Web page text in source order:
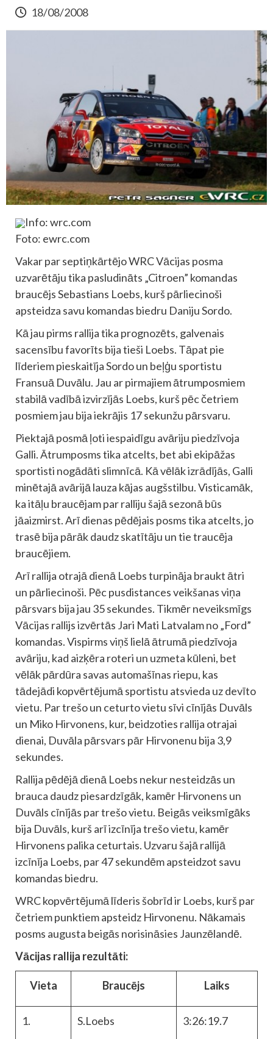
18/08/2008
Info: wrc.com
Foto: ewrc.com
Vakar par septiņkārtējo WRC Vācijas posma
uzvarētāju tika pasludināts „Citroen” komandas
braucējs Sebastians Loebs, kurš pārliecinoši
apsteidza savu komandas biedru Daniju Sordo.
Kā jau pirms rallija tika prognozēts, galvenais
sacensību favorīts bija tieši Loebs. Tāpat pie
līderiem pieskaitīja Sordo un beļģu sportistu
Fransuā Duvālu. Jau ar pirmajiem ātrumposmiem
stabilā vadībā izvirzījās Loebs, kurš pēc četriem
posmiem jau bija iekrājis 17 sekunžu pārsvaru.
Piektajā posmā ļoti iespaidīgu avāriju piedzīvoja
Galli. Ātrumposms tika atcelts, bet abi ekipāžas
sportisti nogādāti slimnīcā. Kā vēlāk izrādījās, Galli
minētajā avārijā lauza kājas augšstilbu. Visticamāk,
ka itāļu braucējam par ralliju šajā sezonā būs
jāaizmirst. Arī dienas pēdējais posms tika atcelts, jo
trasē bija pārāk daudz skatītāju un tie traucēja
braucējiem.
Arī rallija otrajā dienā Loebs turpināja braukt ātri
un pārliecinoši. Pēc pusdistances veikšanas viņa
pārsvars bija jau 35 sekundes. Tikmēr neveiksmīgs
Vācijas rallijs izvērtās Jari Mati Latvalam no „Ford”
komandas. Vispirms viņš lielā ātrumā piedzīvoja
avāriju, kad aizķēra roteri un uzmeta kūleni, bet
vēlāk pārdūra savas automašīnas riepu, kas
tādejādi kopvērtējumā sportistu atsvieda uz devīto
vietu. Par trešo un ceturto vietu sīvi cīnījās Duvāls
un Miko Hirvonens, kur, beidzoties rallija otrajai
dienai, Duvāla pārsvars pār Hirvonenu bija 3,9
sekundes.
Rallija pēdējā dienā Loebs nekur nesteidzās un
brauca daudz piesardzīgāk, kamēr Hirvonens un
Duvāls cīnījās par trešo vietu. Beigās veiksmīgāks
bija Duvāls, kurš arī izcīnīja trešo vietu, kamēr
Hirvonens palika ceturtais. Uzvaru šajā rallijā
izcīnīja Loebs, par 47 sekundēm apsteidzot savu
komandas biedru.
WRC kopvērtējumā līderis šobrīd ir Loebs, kurš par
četriem punktiem apsteidz Hirvonenu. Nākamais
posms augusta beigās norisināsies Jaunzēlandē.
Vācijas rallija rezultāti:
Vieta Braucējs Laiks
1. S.Loebs 3:26:19.7